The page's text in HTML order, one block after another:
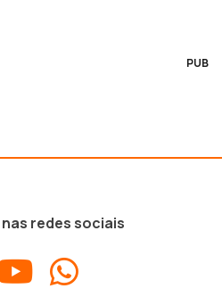
PUB
redes sociais